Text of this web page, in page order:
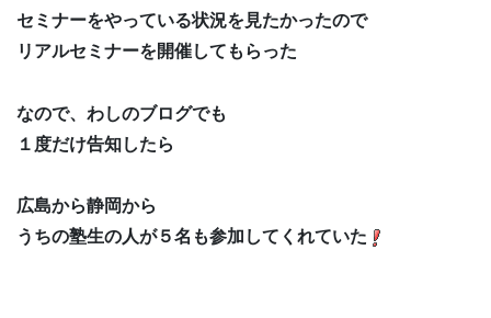
セミナーをやっている状況を見たかったので
リアルセミナーを開催してもらった
なので、わしのブログでも
１度だけ告知したら
広島から静岡から
うちの塾生の人が５名も参加してくれていた